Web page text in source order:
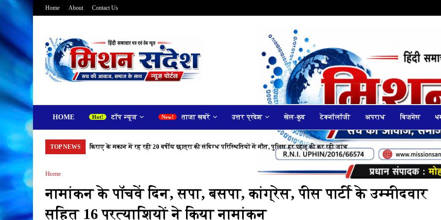
Home About Contact Us
HOME टॉप न्यूज ताजा खबरें उत्तर प्रदेश खेल-कुद टेक्नॉलॉजी अपराध बिज़नेस
TOP NEWS किराए के मकान में रह रही 20 वर्षीय छात्रा की संदिग्ध परिस्थितियों में मौत, पुलिस हर पहलू की कर रही जांच
Home
नामांकन के पॉचवें दिन, सपा, बसपा, कांग्रेस, पीस पार्टी के उम्मीदवार
सहित 16 प्रत्याशियों ने किया नामांकन